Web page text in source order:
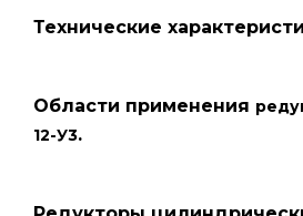
Технические
Области применения
12-У3.